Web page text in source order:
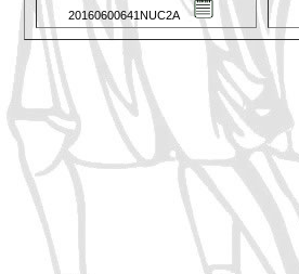
20160600641NUC2A